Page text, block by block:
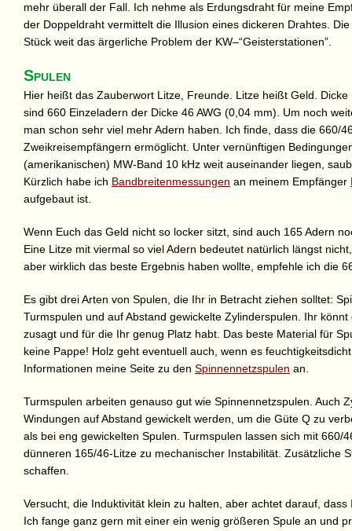
mehr überall der Fall. Ich nehme als Erdungsdraht für meine
der Doppeldraht vermittelt die Illusion eines dickeren Drahtes.
Stück weit das ärgerliche Problem der KW–“Geisterstationen”.
Spulen
Hier heißt das Zauberwort Litze, Freunde. Litze heißt Geld.
sind 660 Einzeladern der Dicke 46 AWG (0,04 mm). Um noch
man schon sehr viel mehr Adern haben. Ich finde, dass die 660/
Zweikreisempfängern ermöglicht. Unter vernünftigen
(amerikanischen) MW-Band 10 kHz weit auseinander liegen,
Kürzlich habe ich Bandbreitenmessungen an meinem Empfänger
aufgebaut ist.
Wenn Euch das Geld nicht so locker sitzt, sind auch 165 Adern
Eine Litze mit viermal so viel Adern bedeutet natürlich längst
aber wirklich das beste Ergebnis haben wollte, empfehle ich die
Es gibt drei Arten von Spulen, die Ihr in Betracht ziehen solltet:
Turmspulen und auf Abstand gewickelte Zylinderspulen. Ihr
zusagt und für die Ihr genug Platz habt. Das beste Material für
keine Pappe! Holz geht eventuell auch, wenn es
Informationen meine Seite zu den Spinnennetzspulen an.
Turmspulen arbeiten genauso gut wie Spinnennetzspulen. Auch
Windungen auf Abstand gewickelt werden, um die Güte Q zu
als bei eng gewickelten Spulen. Turmspulen lassen sich mit 660/
dünneren 165/46-Litze zu mechanischer Instabilität. Zusätzliche
schaffen.
Versucht, die Induktivität klein zu halten, aber achtet darauf,
Ich fange ganz gern mit einer ein wenig größeren Spule an und